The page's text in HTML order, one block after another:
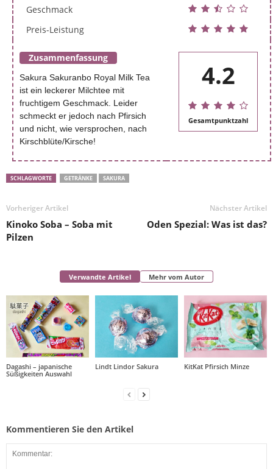
Geschmack
Preis-Leistung
Zusammenfassung
Sakura Sakuranbo Royal Milk Tea
ist ein leckerer Milchtee mit
fruchtigem Geschmack. Leider
schmeckt er jedoch nach Pfirsich
und nicht, wie versprochen, nach
Kirschblüte/Kirsche!
4.2
Gesamtpunktzahl
SCHLAGWORTE GETRÄNKE SAKURA
Vorheriger Artikel
Kinoko Soba – Soba mit
Pilzen
Nächster Artikel
Oden Spezial: Was ist das?
Verwandte Artikel Mehr vom Autor
Dagashi – japanische
Süßigkeiten Auswahl
Lindt Lindor Sakura KitKat Pfirsich Minze
Kommentieren Sie den Artikel